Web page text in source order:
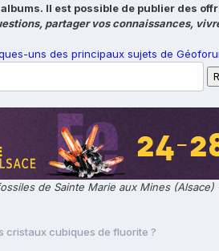
Il est possible de publier des
partager vos connaissances,
uns des principaux sujets de
de Sainte Marie aux Mines
cristaux cubiques de fluorite ?